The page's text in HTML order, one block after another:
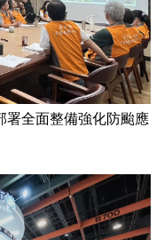
全面整備強化防颱應